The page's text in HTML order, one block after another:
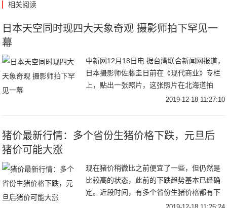
相关阅读
日本天空同时现四大天象奇观 摄影师拍下罕见一
幕
中新网12月18日电 据台湾联合新闻网报道，
日本摄影师佐藤圭日前在《现代商业》专栏
上，贴出一张照片，这张照片在北海道拍
摄，捕捉了四个气象奇观同时出现在一片天
2019-12-18 11:27:10
猪价最新行情：多个省份生猪价格下跌，元旦后
猪价可能大涨
现在猪价稍微比之前便宜了一些，但仍然是
比较高的状态，此前的下跌趋势基本已经确
定。近段时间，有多个省份生猪价格都有下
跌，差不多有23个省份，但据了解元旦后猪